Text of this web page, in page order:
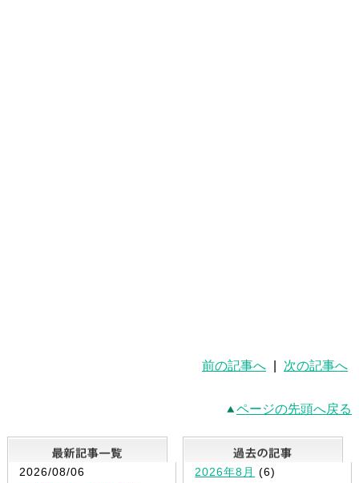
前の記事へ 次の記事へ
ページの先頭へ戻る
最新記事一覧
2026/08/06
2026年8月 (6)